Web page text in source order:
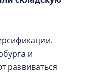
и
развиваться